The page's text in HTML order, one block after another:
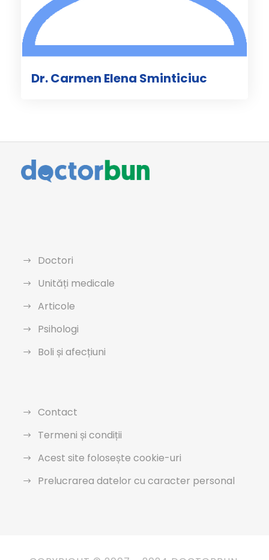
Dr. Carmen Elena Sminticiuc
Doctori
Unități medicale
Articole
Psihologi
Boli și afecțiuni
Contact
Termeni și condiții
Acest site folosește cookie-uri
Prelucrarea datelor cu caracter personal